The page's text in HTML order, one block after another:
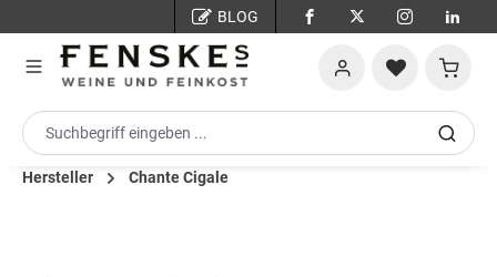
BLOG
Hersteller Chante Cigale